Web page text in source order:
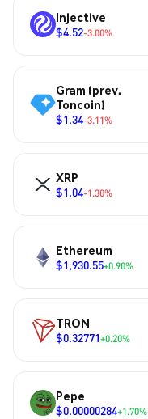
Injective
$4.52-3.00%
Gram (prev.
Toncoin)
$1.34-3.11%
XRP
$1.04-1.30%
Ethereum
$1,930.55+0.90%
TRON
$0.32771+0.20%
Pepe
$0.00000284+1.70%